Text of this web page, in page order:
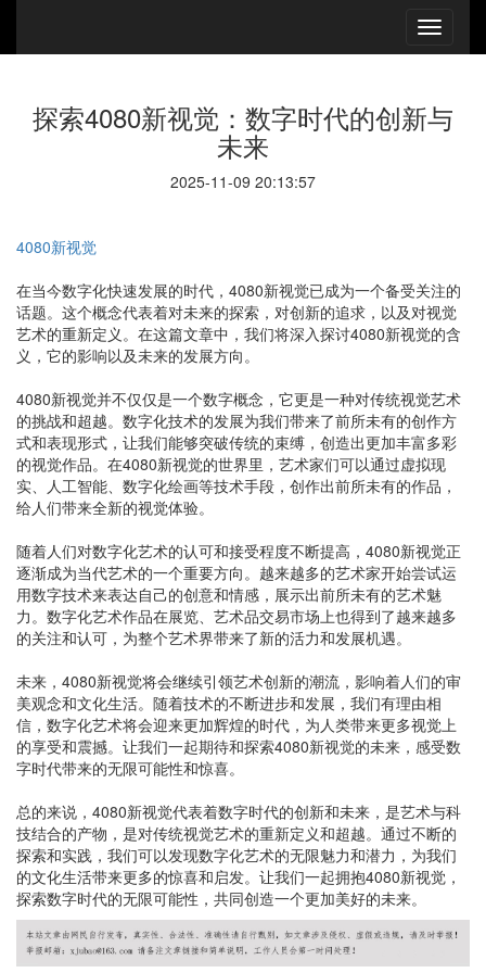
探索4080新视觉：数字时代的创新与
未来
2025-11-09 20:13:57
4080新视觉
在当今数字化快速发展的时代，4080新视觉已成为一个备受关注的
话题。这个概念代表着对未来的探索，对创新的追求，以及对视觉
艺术的重新定义。在这篇文章中，我们将深入探讨4080新视觉的含
义，它的影响以及未来的发展方向。
4080新视觉并不仅仅是一个数字概念，它更是一种对传统视觉艺术
的挑战和超越。数字化技术的发展为我们带来了前所未有的创作方
式和表现形式，让我们能够突破传统的束缚，创造出更加丰富多彩
的视觉作品。在4080新视觉的世界里，艺术家们可以通过虚拟现
实、人工智能、数字化绘画等技术手段，创作出前所未有的作品，
给人们带来全新的视觉体验。
随着人们对数字化艺术的认可和接受程度不断提高，4080新视觉正
逐渐成为当代艺术的一个重要方向。越来越多的艺术家开始尝试运
用数字技术来表达自己的创意和情感，展示出前所未有的艺术魅
力。数字化艺术作品在展览、艺术品交易市场上也得到了越来越多
的关注和认可，为整个艺术界带来了新的活力和发展机遇。
未来，4080新视觉将会继续引领艺术创新的潮流，影响着人们的审
美观念和文化生活。随着技术的不断进步和发展，我们有理由相
信，数字化艺术将会迎来更加辉煌的时代，为人类带来更多视觉上
的享受和震撼。让我们一起期待和探索4080新视觉的未来，感受数
字时代带来的无限可能性和惊喜。
总的来说，4080新视觉代表着数字时代的创新和未来，是艺术与科
技结合的产物，是对传统视觉艺术的重新定义和超越。通过不断的
探索和实践，我们可以发现数字化艺术的无限魅力和潜力，为我们
的文化生活带来更多的惊喜和启发。让我们一起拥抱4080新视觉，
探索数字时代的无限可能性，共同创造一个更加美好的未来。